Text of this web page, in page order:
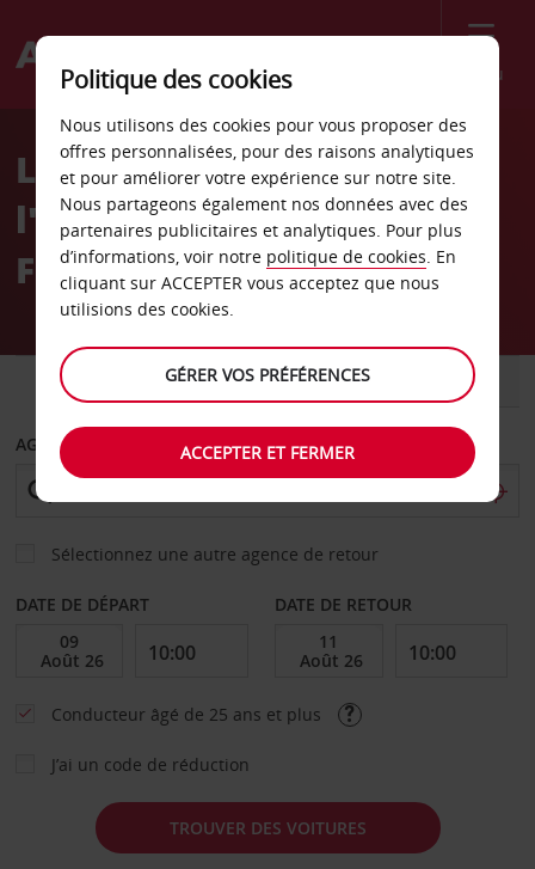
Menu
Welcome
AvisLa location de voiture à
l'aéroport de Catane
Fontanarossa (CTA)
UTILITAIRE
AGENCE DE DÉPART
Sélectionnez une autre agence de retour
DATE DE DÉPART DATE DE RETOUR
Conducteur âgé de 25 ans et plus
J’ai un code de réduction
TROUVER DES VOITURES
Politique des cookies
Nous utilisons des cookies pour vous proposer des
offres personnalisées, pour des raisons analytiques
et pour améliorer votre expérience sur notre site.
Nous partageons également nos données avec des
partenaires publicitaires et analytiques. Pour plus
d’informations, voir notre politique de cookies. En
cliquant sur ACCEPTER vous acceptez que nous
utilisions des cookies.
GÉRER VOS PRÉFÉRENCES
ACCEPTER ET FERMER